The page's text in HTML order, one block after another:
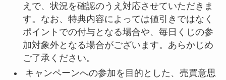
えで、状況を確認のうえ対応させていただきま
す。なお、特典内容によっては値引きではなく
ポイントでの付与となる場合や、毎日くじの参
加対象外となる場合がございます。あらかじめ
ご了承ください。
キャンペーンへの参加を目的とした、売買意思